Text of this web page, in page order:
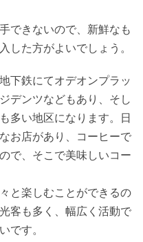
できないので、新鮮なも
した方がよいでしょう。
下鉄にてオデオンプラッ
デンツなどもあり、そし
多い地区になります。日
お店があり、コーヒーで
で、そこで美味しいコー
と楽しむことができるの
客も多く、幅広く活動で
です。